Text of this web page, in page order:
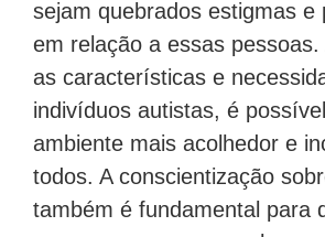
sejam quebrados estigmas e
em relação a essas pessoas.
as características e
indivíduos autistas, é
ambiente mais acolhedor e
todos. A conscientização
também é fundamental para